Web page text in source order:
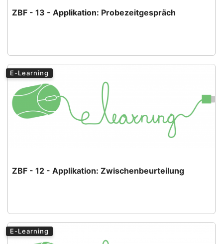
ZBF - 13 - Applikation: Probezeitgespräch
E-Learning
ZBF - 12 - Applikation: Zwischenbeurteilung
E-Learning